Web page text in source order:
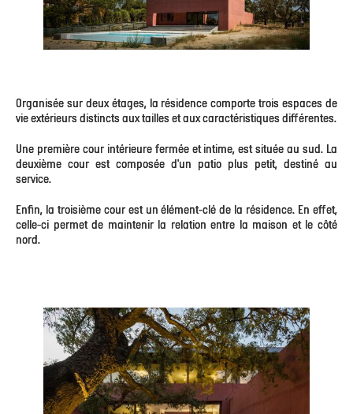
Organisée sur deux étages, la résidence comporte trois espaces de
vie extérieurs distincts aux tailles et aux caractéristiques différentes.
Une première cour intérieure fermée et intime, est située au sud. La
deuxième cour est composée d'un patio plus petit, destiné au
service.
Enfin, la troisième cour est un élément-clé de la résidence. En effet,
celle-ci permet de maintenir la relation entre la maison et le côté
nord.